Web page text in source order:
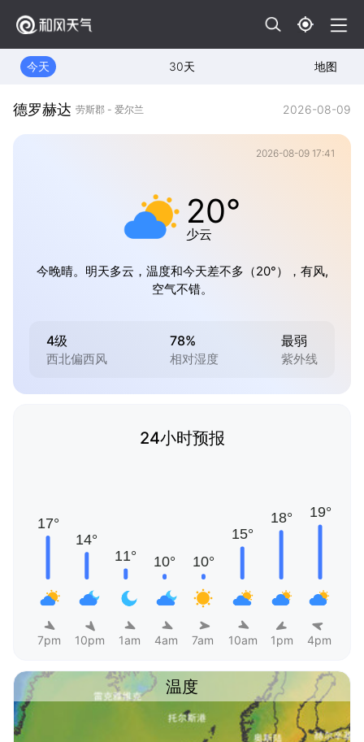
今天 30天 地图
德罗赫达 劳斯郡 - 爱尔兰 2026-08-09
2026-08-09 17:41
20°
少云
今晚晴。明天多云，温度和今天差不多（20°），有风,
空气不错。
4级
西北偏西风
78%
相对湿度
最弱
紫外线
24小时预报
7pm 10pm 1am 4am 7am 10am 1pm 4pm
温度